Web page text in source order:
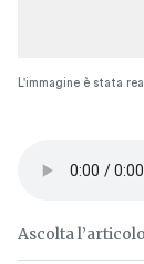
L'immagine è stata
Ascolta l’articolo